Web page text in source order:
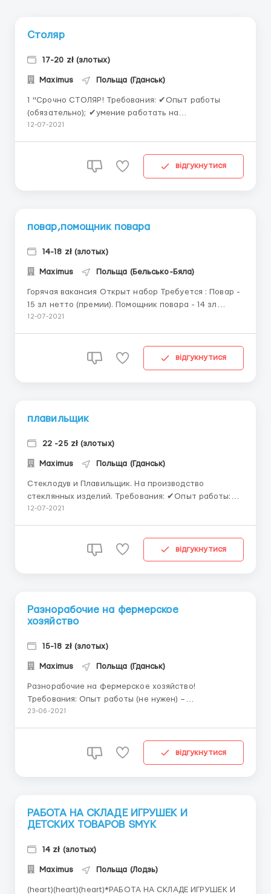
Столяр
17-20 zł (злотых)
Maximus Польща (Гданськ)
1 "Срочно СТОЛЯР! Требования: ✔Опыт работы
(обязательно); ✔умение работать на
деревообрабатывающих станках; ✔умение
трудолюбие ; ✔готовность показать свое
мастерство не на словах, а на деле. ✔Польск...
12-07-2021
відгукнутися
повар,помощник повара
14-18 zł (злотых)
Maximus Польща (Бельсько-Бяла)
Горячая вакансия Открыт набор Требуется : Повар -
15 зл нетто (премии). Помощник повара - 14 зл
нетто . Официант - 15 зл нетто (плюс чай).
(премии). Местоположение: 1. Międzyzdroje
12-07-2021
відгукнутися
плавильщик
22 -25 zł (злотых)
Maximus Польща (Гданськ)
Стеклодув и Плавильщик. На производство
стеклянных изделий. Требования: ✔Опыт работы:
минимум 6 мес.; ✔иметь хорошую физическую
трудоустройство, трудовой договор; ✔график
работы: 8 час/день (можно брат...
12-07-2021
відгукнутися
Разнорабочие на фермерское
хозяйство
15-18 zł (злотых)
Maximus Польща (Гданськ)
Разнорабочие на фермерское хозяйство!
Требования: Опыт работы (не нужен) –
предпочтение сельские жители;
полилкой; Возраст 20 – 55 лет. Условия работы:
Официальное трудоустройство, трудовой договор;...
23-06-2021
відгукнутися
РАБОТА НА СКЛАДЕ ИГРУШЕК И
ДЕТСКИХ ТОВАРОВ SMYK
14 zł (злотых)
Maximus Польща (Лодзь)
(heart)(heart)(heart)*РАБОТА НА СКЛАДЕ ИГРУШЕК И